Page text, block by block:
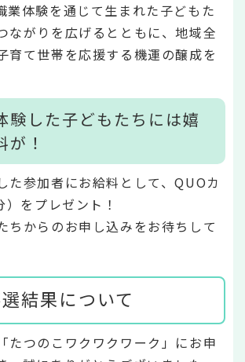
業体験を通じて生まれた子どもた
ながりを広げるとともに、地域全
育て世帯を応援する機運の醸成を
験した子どもたちには嬉
が！
た参加者にお給料として、QUOカ
をプレゼント！
ちからのお申し込みをお待ちして
結果について
たつのこワクワクワーク」にお申